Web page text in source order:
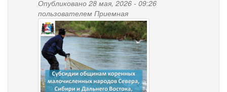
Опубликовано 28 мая, 2026 - 09:26
пользователем Приемная